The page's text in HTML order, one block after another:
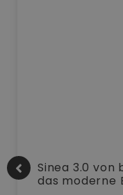
Sinea 3.0 von
das moderne